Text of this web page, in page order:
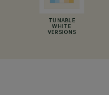
TUNABLE
WHITE
VERSIONS